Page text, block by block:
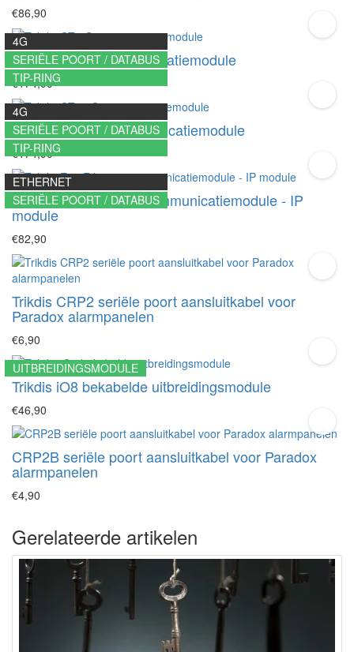
€86,90
4G
SERIËLE POORT / DATABUS
TIP-RING
Trikdis GT 4G communicatiemodule
€174,90
4G
SERIËLE POORT / DATABUS
TIP-RING
Trikdis GT+ 4G communicatiemodule
€174,90
ETHERNET
SERIËLE POORT / DATABUS
Trikdis E16 Ethernet communicatiemodule - IP
module
€82,90
Trikdis CRP2 seriële poort aansluitkabel voor
Paradox alarmpanelen
€6,90
UITBREIDINGSMODULE
Trikdis iO8 bekabelde uitbreidingsmodule
€46,90
CRP2B seriële poort aansluitkabel voor Paradox
alarmpanelen
€4,90
Gerelateerde artikelen